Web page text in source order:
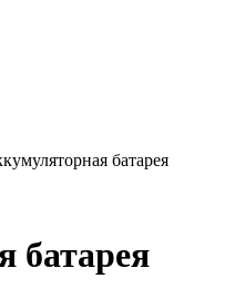
батарея
батарея